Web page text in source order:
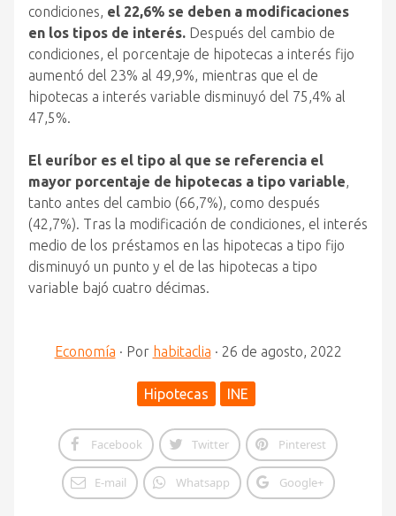
condiciones, el 22,6% se deben a modificaciones
en los tipos de interés. Después del cambio de
condiciones, el porcentaje de hipotecas a interés fijo
aumentó del 23% al 49,9%, mientras que el de
hipotecas a interés variable disminuyó del 75,4% al
47,5%.
El euríbor es el tipo al que se referencia el
mayor porcentaje de hipotecas a tipo variable,
tanto antes del cambio (66,7%), como después
(42,7%). Tras la modificación de condiciones, el interés
medio de los préstamos en las hipotecas a tipo fijo
disminuyó un punto y el de las hipotecas a tipo
variable bajó cuatro décimas.
Economía · Por habitaclia · 26 de agosto, 2022
Hipotecas INE
Facebook Twitter Pinterest
E-mail Whatsapp Google+